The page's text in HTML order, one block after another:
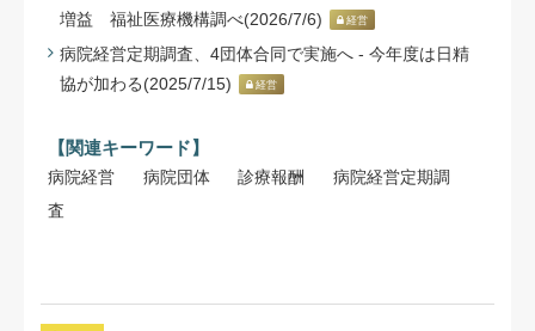
増益 福祉医療機構調べ(2026/7/6)
経営
病院経営定期調査、4団体合同で実施へ - 今年度は日精
協が加わる(2025/7/15)
経営
【関連キーワード】
病院経営 病院団体 診療報酬
病院経営定期調
査